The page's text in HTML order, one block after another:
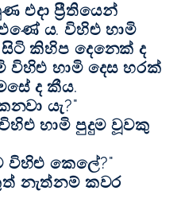
එදා ප්‍රීතියෙන්
ය. විහිළු හාමි
සිටි කිහිප දෙනෙක්‌ ද
හාමි දෙස හරක්‌
ද කීය.
යැ?"
හාමි පුදුම වූවකු
විහිළු කෙලේ?"
නැත්නම් කවර